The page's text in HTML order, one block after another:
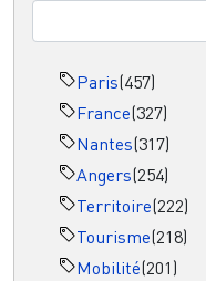
Paris(457)
France(327)
Nantes(317)
Angers(254)
Territoire(222)
Tourisme(218)
Mobilité(201)